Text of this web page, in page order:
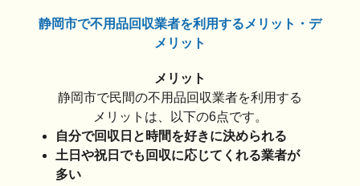
静岡市で不用品回収業者を利用するメリット・デ
メリット
メリット
静岡市で民間の不用品回収業者を利用する
メリットは、以下の6点です。
自分で回収日と時間を好きに決められる
土日や祝日でも回収に応じてくれる業者が
多い